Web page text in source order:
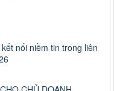
nối niềm tin trong liên